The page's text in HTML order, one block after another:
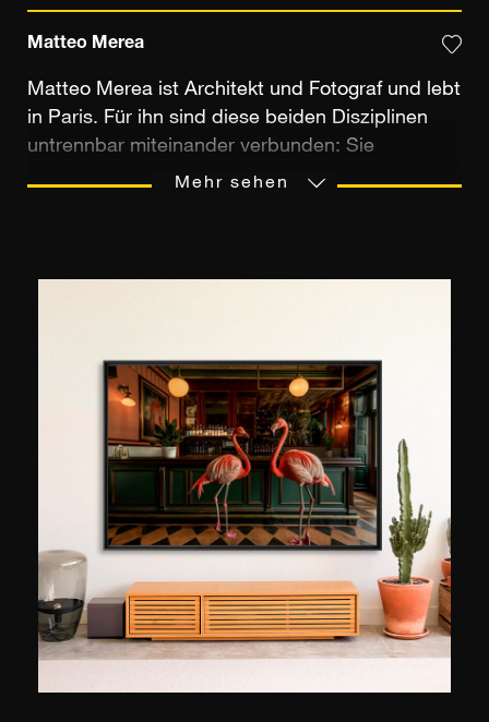
Matteo Merea
Matteo Merea ist Architekt und Fotograf und lebt
in Paris. Für ihn sind diese beiden Disziplinen
untrennbar miteinander verbunden: Sie
bereichern sich gegenseitig. Seit über zwanzig
seinem Umzug in die Hauptstadt im Jahr 2020
mit Geduld aufgebaut hat, verfolgt eine ebenso
einfache wie beeindruckende Idee: Paris in dem
Moment einzufangen, in dem sich das Licht der
Stadt verändert. In der goldenen Stunde, jenem
Moment am Ende des Tages, wenn der Lärm
verstummt und die Formen der Stadt in neuem
Licht erstrahlen. Matteo Merea kehrt oft an
dieselben Orte zurück, denn jeder Besuch
schenkt ihm ein anderes Bild. Ausgebildet in der
analogen Fotografie, bevor er zur
Mehr sehen